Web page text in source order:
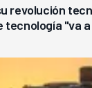
revolución
tecnología "va